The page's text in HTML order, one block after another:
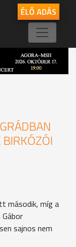
ÉLŐ ADÁS
második, míg a
sajnos nem